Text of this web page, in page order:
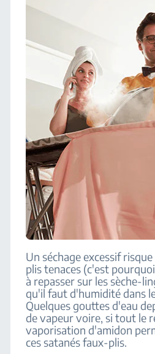
Un séchage excessif
plis tenaces (c'est
à repasser sur les sèche-
qu'il faut d'humidité dans
Quelques gouttes d'eau
de vapeur voire, si tout le
vaporisation d'amidon
ces satanés faux-plis.